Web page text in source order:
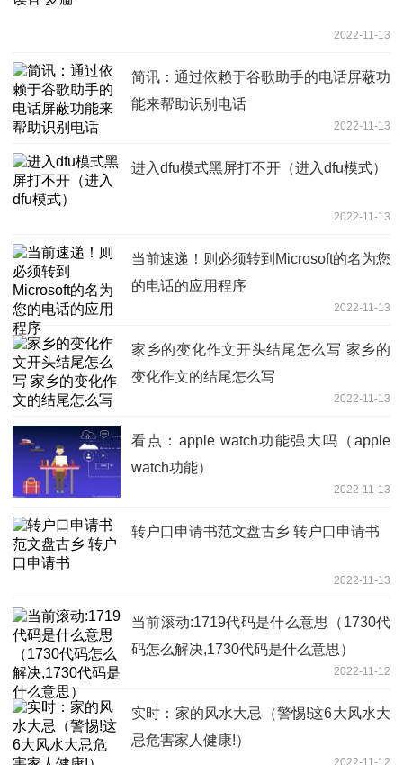
2022-11-13
简讯：通过依赖于谷歌助手的电话屏蔽功
能来帮助识别电话
2022-11-13
进入dfu模式黑屏打不开（进入dfu模式）
2022-11-13
当前速递！则必须转到Microsoft的名为您
的电话的应用程序
2022-11-13
家乡的变化作文开头结尾怎么写 家乡的
变化作文的结尾怎么写
2022-11-13
看点：apple watch功能强大吗（apple
watch功能）
2022-11-13
转户口申请书范文盘古乡 转户口申请书
2022-11-13
当前滚动:1719代码是什么意思（1730代
码怎么解决,1730代码是什么意思）
2022-11-12
实时：家的风水大忌（警惕!这6大风水大
忌危害家人健康!）
2022-11-12